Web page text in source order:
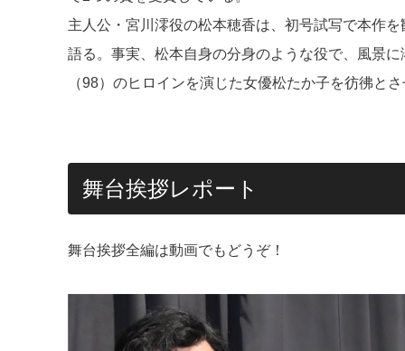
主人公・宮川澪役の松本穂香は、初号試写で本作
語る。事実、松本自身の分身のような役で、風景
（98）のヒロインを演じた女優松たか子を彷彿と
舞台挨拶レポート
舞台挨拶全編は動画でもどうぞ！